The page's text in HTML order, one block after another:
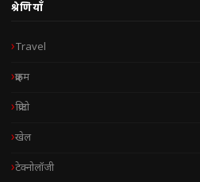
श्रेणियाँ
Travel
क्राइम
क्रिप्टो
खेल
टेक्नोलॉजी